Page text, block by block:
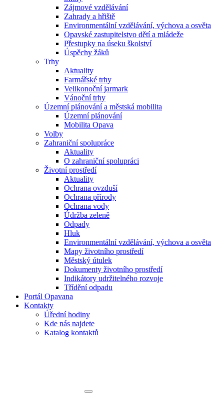
Zájmové vzdělávání
Zahrady a hřiště
Environmentální vzdělávání, výchova a osvěta
Opavské zastupitelstvo dětí a mládeže
Přestupky na úseku školství
Úspěchy žáků
Trhy
Aktuality
Farmářské trhy
Velikonoční jarmark
Vánoční trhy
Územní plánování a městská mobilita
Územní plánování
Mobilita Opava
Volby
Zahraniční spolupráce
Aktuality
O zahraniční spolupráci
Životní prostředí
Aktuality
Ochrana ovzduší
Ochrana přírody
Ochrana vody
Údržba zeleně
Odpady
Hluk
Environmentální vzdělávání, výchova a osvěta
Mapy životního prostředí
Městský útulek
Dokumenty životního prostředí
Indikátory udržitelného rozvoje
Třídění odpadu
Portál Opavana
Kontakty
Úřední hodiny
Kde nás najdete
Katalog kontaktů